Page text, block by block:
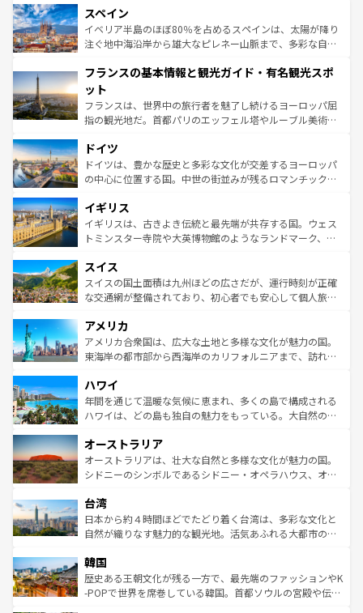
ろん、トスカーナの美しい田園風景やアマルフィ海岸の絶
景など、自然景観も見逃せない。観光の合間には、本場の
ピザやパスタなど、絶品のイタリア料理を堪能することも
ませてくれるイタリアで、忘れられない旅をしてみよう！
なお、新着のイタリア情報は
しい。
スペイン
イベリア半島のほぼ80％を占めるスペインは、太陽が降り
注ぐ地中海沿岸から雄大なピレネー山脈まで、多彩な自然
文化が根付くこの国では、情熱的なフラメンコ、熱気あふ
れる闘牛、そして美味しいタパスが生活の一部となってい
る。首都マドリードの洗練された雰囲気や、バルセロナの
アートに溢れた街角から、地方では古代ローマ遺跡や中世
せる。地方によって風土や気候が異なるスペインはその個
性で訪れる人を魅了する。 なお、新着のスペイン情報は コ
ンテンツ一覧を参照してほしい。
フランスの基本情報と観光ガイド・有名観光スポ
ット
フランスは、世界中の旅行者を魅了し続けるヨーロッパ屈
指の観光地だ。首都パリのエッフェル塔やルーブル美術館
で、幅広い魅力が詰まっている。華麗な宮殿、歴史的な大
聖堂、美しいビーチ、そして豊かな自然が、訪れる者を心
から魅了する。また、フランスは美食の国としても知ら
いる。シャンパンの発祥地であるランス、プロヴァンスの
香り高いラベンダー畑など、多彩な楽しみ方が可能だ。さ
らに、パリ以外の地域にも魅力が溢れており、どの街角に
れる地方に足を運ぶとそれぞれで全く異なる文化を体験で
きるだろう。 なお、新着のフランス情報はコンテンツ一覧
を参照してほしい。
ドイツ
ドイツは、豊かな歴史と多彩な文化が交差するヨーロッパ
の中心に位置する国。中世の街並みが残るロマンチック街
顔を持つこの国は、どこを歩いても飽きることがない。ベ
ルリンの文化的活気、バイエルン州のアルプスの絶景、そ
してライン川沿いのワイン畑といった風景は必見。ビール
は、お酒好きな人にはぜひ体験してほしい。 なお、新着の
ドイツ情報はコンテンツ一覧を参照してほしい。
イギリス
イギリスは、古きよき伝統と最先端が共存する国。ウェス
トミンスター寺院や大英博物館のようなランドマーク、歴
リアごとに異なる魅力がある。また、優雅なアフタヌーン
ティー、ビール好きにはたまらない英国パブ、サッカー観
戦など、本場だからこそできる体験も豊富。イギリスを旅
ンツ一覧を参照してほしい。
スイス
スイスの国土面積は九州ほどの広さだが、運行時刻が正確
な交通網が整備されており、初心者でも安心して個人旅行
の建物がそのまま残る町や、スイスならではのユニークな
博物館もあり、アルプス観光だけでなく町歩きも満喫する
ことができる。国民の所得が高いため物価も高いが、旅行
ば市内交通費無料で観光を楽しむこともできる。 なお、新
着のスイス情報はコンテンツ一覧 を参照してほしい。
アメリカ
アメリカ合衆国は、広大な土地と多様な文化が魅力の国。
東海岸の都市部から西海岸のカリフォルニアまで、訪れる
のような巨大都市は、観光、ショッピング、エンターテイ
ンメントが詰まった刺激的なスポットだ。一方、アメリカ
西部には大自然が広がり、グランドキャニオンやイエロー
部のニューオーリンズでは、音楽と美食が融合した独特の
文化が魅力。旅行者はアメリカの各地域で異なる魅力を楽
しみながら、その多様性と豊かな歴史を感じることができ
ならではの贅沢な旅のスタイルだ。 なお、新着のアメリカ
情報はコンテンツ一覧を参照してほしい。
ハワイ
年間を通じて温暖な気候に恵まれ、多くの島で構成される
ハワイは、どの島も独自の魅力をもっている。大自然の神
ワイ島は見逃せない。また、定番の観光地といえばオアフ
島だが、静かな自然を求めるならマウイ島やカウアイ島が
おすすめ。エメラルドグリーンに輝く海をはじめ、豊かな
れるおもてなしの心で訪れる人々を迎えてくれるハワイの
人々、おいしいローカルフードやハワイアンミュージッ
ク、伝統的なフラダンスなど、すべてがハワイの魅力を彩
ワイを、存分に味わってほしい。 なお、新着のハワイ情報
はコンテンツ一覧を参照してほしい。
オーストラリア
オーストラリアは、壮大な自然と多様な文化が魅力の国。
シドニーのシンボルであるシドニー・オペラハウス、オー
リアリーフや大陸中央部にそびえるウルル（エアーズロッ
ク）、タスマニアの美しい原生林やケアンズの熱帯雨林な
ど、見どころがたくさん。また、カフェやワイン、オージ
いる。アクティビティも充実しており、サーフィンやダイ
ビング、ハイキングなど、アウトドア好きにはたまらな
い。オーストラリアの多彩な魅力を存分に味わいつくそ
台湾
日本から約４時間ほどでたどり着く台湾は、多彩な文化と
自然が織りなす魅力的な観光地。活気あふれる大都市の台
ン）、静ひつな山岳地帯である台湾東部など、都市の喧騒
と山間の静けさが共存しており、訪れる人に新しい発見と
驚きをもたらしてくれる。また、奥深い台湾の食文化も魅
韓国
歴史ある王朝文化が残る一方で、最先端のファッションやK
-POPで世界を席巻している韓国。首都ソウルの宮殿や伝統